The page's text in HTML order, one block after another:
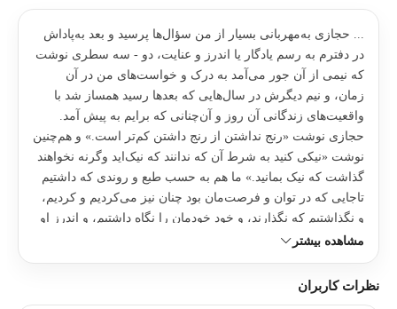
... حجازی به‌مهربانی بسیار از من سؤال‌ها پرسید و بعد به‌پاداش
در دفترم به رسم یادگار یا اندرز و عنایت، دو - سه سطری نوشت
که نیمی از آن جور می‌آمد به درک و خواست‌های من در آن
زمان، و نیم دیگرش در سال‌هایی که بعدها رسید همساز شد با
واقعیت‌های زندگانی آن روز و آن‌چنانی که برایم به پیش آمد.
حجازی نوشت «رنج نداشتن از رنج داشتن کم‌تر است.» و هم‌چنین
نوشت «نیکی کنید به شرط آن که ندانند که نیک‌اید وگرنه نخواهند
گذاشت که نیک بمانید.» ما هم به حسب طبع و روندی که داشتیم
تاجایی که در توان و فرصت‌مان بود چنان نیز می‌کردیم و کردیم،
و نگذاشتیم که نگذارند، و خود خودمان را نگاه داشتیم، و اندرز او
را تأییدی شناختیم بر نوع خِرد نیک‌خواه و شکیبا، و رفتار قانع و
مستقیم، جور دیگری به دید و درک دیگران نسنجنده می‌رسید و
مشاهده بیشتر
نظرات کاربران